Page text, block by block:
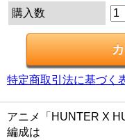
購入数
特定商取引法に基づく
アニメ「HUNTER X
編成は